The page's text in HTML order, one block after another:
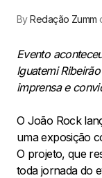
ByRedação Zumm
Evento
Iguatemi
imprensa e
O João Rock
uma exposição
O projeto, que
toda jornada do